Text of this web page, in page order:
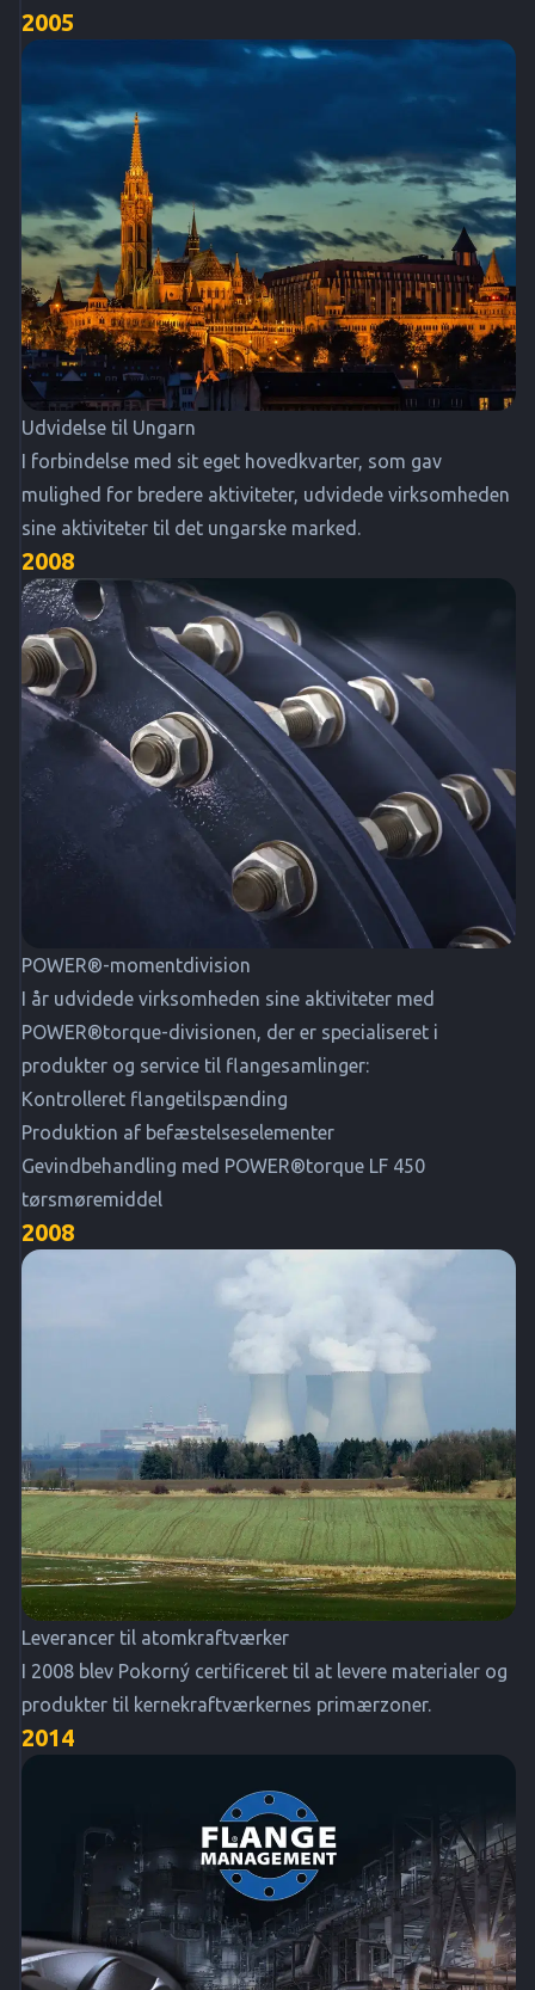
2005
Udvidelse til Ungarn
I forbindelse med sit eget hovedkvarter, som gav
mulighed for bredere aktiviteter, udvidede virksomheden
sine aktiviteter til det ungarske marked.
2008
POWER®-momentdivision
I år udvidede virksomheden sine aktiviteter med
POWER®torque-divisionen, der er specialiseret i
produkter og service til flangesamlinger:
Kontrolleret flangetilspænding
Produktion af befæstelseselementer
Gevindbehandling med POWER®torque LF 450
tørsmøremiddel
2008
Leverancer til atomkraftværker
I 2008 blev Pokorný certificeret til at levere materialer og
produkter til kernekraftværkernes primærzoner.
2014